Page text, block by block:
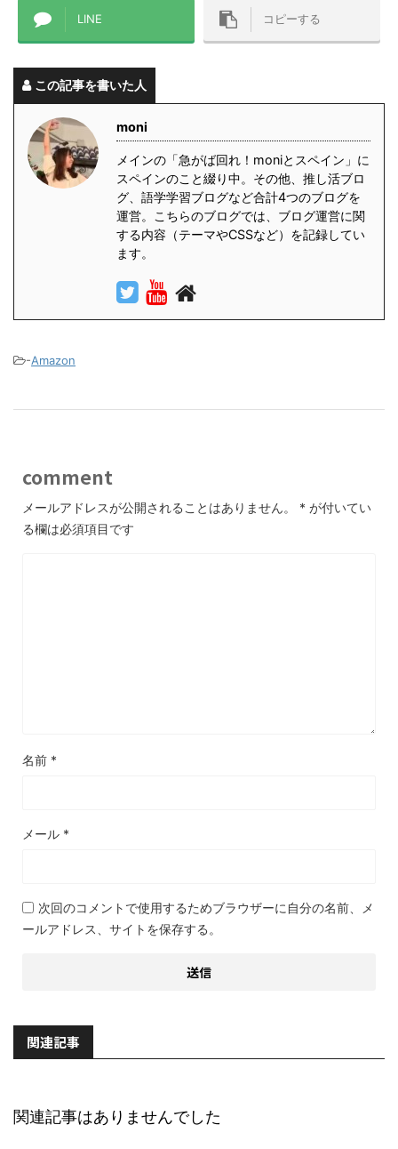
LINE コピーする
この記事を書いた人
moni
メインの「急がば回れ！moniとスペイン」に
スペインのこと綴り中。その他、推し活ブロ
グ、語学学習ブログなど合計4つのブログを
運営。こちらのブログでは、ブログ運営に関
する内容（テーマやCSSなど）を記録してい
ます。
-Amazon
comment
メールアドレスが公開されることはありません。 * が付いてい
る欄は必須項目です
名前 *
メール *
次回のコメントで使用するためブラウザーに自分の名前、メ
ールアドレス、サイトを保存する。
関連記事
関連記事はありませんでした